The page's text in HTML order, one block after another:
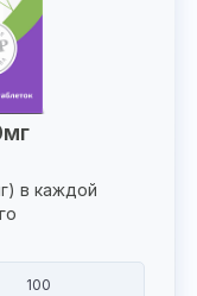
в каждой
100